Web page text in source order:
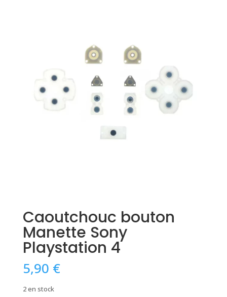
Caoutchouc bouton
Manette Sony
Playstation 4
5,90 €
2 en stock